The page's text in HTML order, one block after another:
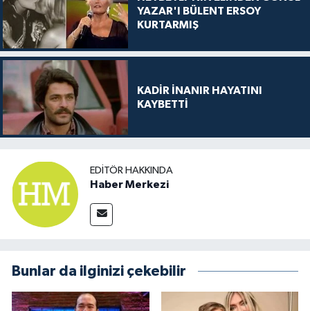
YAZAR'I BÜLENT ERSOY
KURTARMIŞ
KADİR İNANIR HAYATINI
KAYBETTİ
EDITÖR HAKKINDA
Haber Merkezi
Bunlar da ilginizi çekebilir